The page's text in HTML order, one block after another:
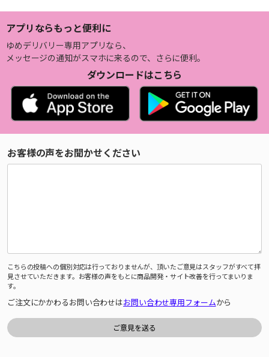
アプリならもっと便利に
ゆめデリバリー専用アプリなら、
メッセージの通知がスマホに来るので、さらに便利。
ダウンロードはこちら
お客様の声をお聞かせください
こちらの投稿への個別対応は行っておりませんが、頂いたご意見はスタッフがすべて拝
見させていただきます。お客様の声をもとに商品開発・サイト改善を行ってまいりま
す。
ご注文にかかわるお問い合わせはお問い合わせ専用フォームから